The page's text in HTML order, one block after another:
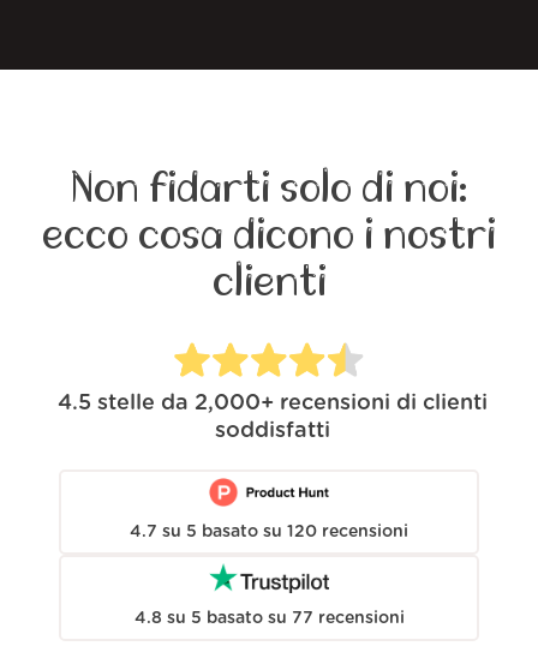
Non fidarti solo di noi:
ecco cosa dicono i nostri
clienti
4.5 stelle da 2,000+ recensioni di clienti
soddisfatti
4.7 su 5 basato su 120 recensioni
4.8 su 5 basato su 77 recensioni